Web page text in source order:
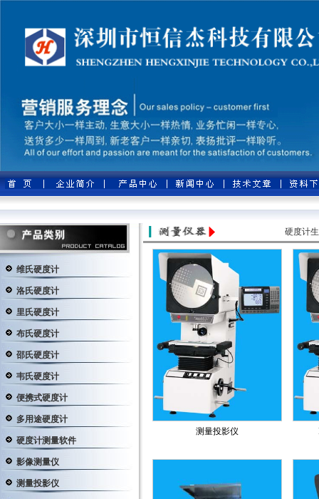
维氏硬度计
洛氏硬度计
里氏硬度计
布氏硬度计
邵氏硬度计
韦氏硬度计
便携式硬度计
多用途硬度计
硬度计测量软件
影像测量仪
测量投影仪
硬度计
测量投影仪